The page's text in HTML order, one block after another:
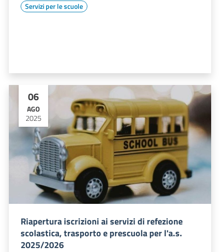
Servizi per le scuole
06
AGO
2025
Riapertura iscrizioni ai servizi di refezione
scolastica, trasporto e prescuola per l'a.s.
2025/2026